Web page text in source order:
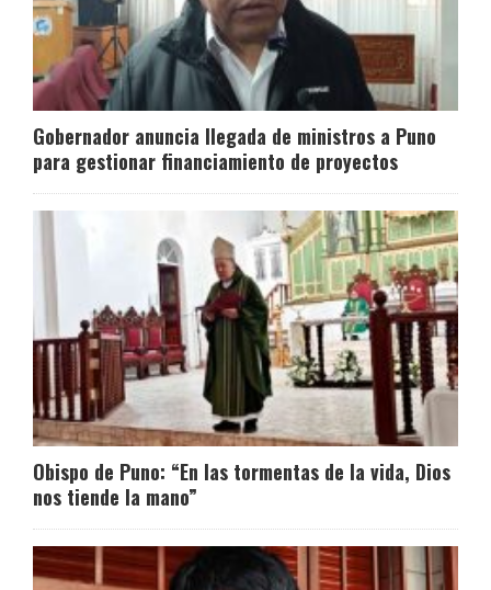
Gobernador anuncia llegada de ministros a Puno
para gestionar financiamiento de proyectos
Obispo de Puno: “En las tormentas de la vida, Dios
nos tiende la mano”